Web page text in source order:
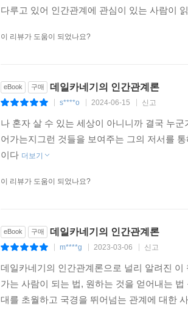
다루고 있어 인간관계에 관심이 있는 사람이
이 리뷰가 도움이 되었나요?
eBook 구매 데일카네기의 인간관계론
s****o 2024-06-15 신고
나 혼자 살 수 있는 세상이 아니니까 결국 누
어가는지그런 것들을 보여주는 그의 저서를
이다 더보기
이 리뷰가 도움이 되었나요?
eBook 구매 데일카네기의 인간관계론
m****g 2023-03-06 신고
데일카네기의 인간관계론으로 널리 알려진
가는 사람이 되는 법, 원하는 것을 얻어내는
대를 초월하고 국경을 뛰어넘는 관계에 대한